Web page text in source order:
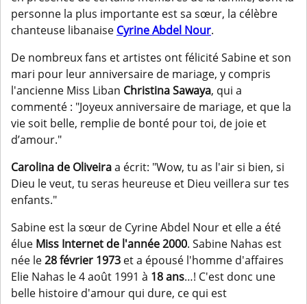
personne la plus importante est sa sœur, la célèbre
chanteuse libanaise Cyrine Abdel Nour.
De nombreux fans et artistes ont félicité Sabine et son
mari pour leur anniversaire de mariage, y compris
l'ancienne Miss Liban Christina Sawaya, qui a
commenté : "Joyeux anniversaire de mariage, et que la
vie soit belle, remplie de bonté pour toi, de joie et
d’amour."
Carolina de Oliveiraa écrit: "Wow, tu as l'air si bien, si
Dieu le veut, tu seras heureuse et Dieu veillera sur tes
enfants."
Sabine est la sœur de Cyrine Abdel Nour et elle a été
élue Miss Internet de l'année 2000. Sabine Nahas est
née le28 février 1973 et a épousé l'homme d'affaires
Elie Nahas le 4 août 1991 à 18 ans…! C'est donc une
belle histoire d'amour qui dure, ce qui est